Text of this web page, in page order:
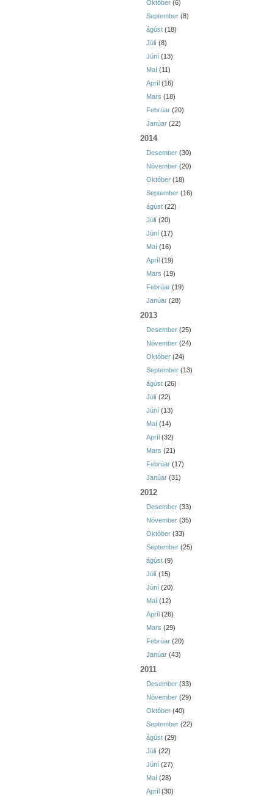
Október (6)
September (8)
ágúst (18)
Júlí (8)
Júní (13)
Maí (11)
Apríl (16)
Mars (18)
Febrúar (20)
Janúar (22)
2014
Desember (30)
Nóvember (20)
Október (18)
September (16)
ágúst (22)
Júlí (20)
Júní (17)
Maí (16)
Apríl (19)
Mars (19)
Febrúar (19)
Janúar (28)
2013
Desember (25)
Nóvember (24)
Október (24)
September (13)
ágúst (26)
Júlí (22)
Júní (13)
Maí (14)
Apríl (32)
Mars (21)
Febrúar (17)
Janúar (31)
2012
Desember (33)
Nóvember (35)
Október (33)
September (25)
ágúst (9)
Júlí (15)
Júní (20)
Maí (12)
Apríl (26)
Mars (29)
Febrúar (20)
Janúar (43)
2011
Desember (33)
Nóvember (29)
Október (40)
September (22)
ágúst (29)
Júlí (22)
Júní (27)
Maí (28)
Apríl (30)